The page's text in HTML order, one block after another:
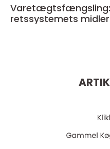
Varetægtsfængsling:
retssystemets